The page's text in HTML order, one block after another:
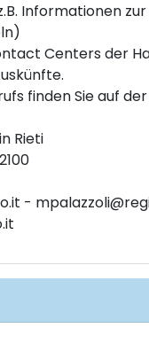
Informationen
Centers der
finden Sie auf der
Rieti
-